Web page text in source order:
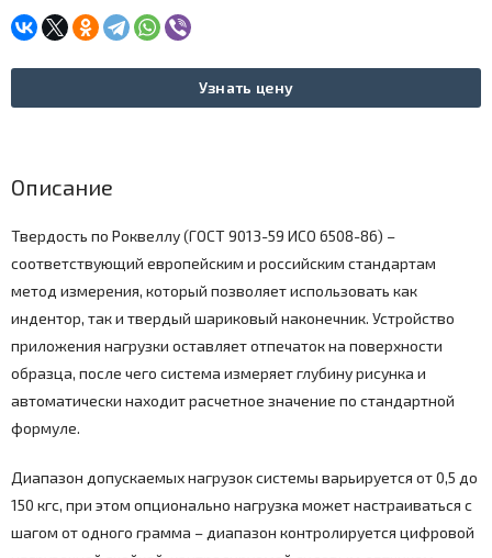
Узнать цену
Описание
Твердость по Роквеллу (ГОСТ 9013-59 ИСО 6508-86) –
соответствующий европейским и российским стандартам
метод измерения, который позволяет использовать как
индентор, так и твердый шариковый наконечник. Устройство
приложения нагрузки оставляет отпечаток на поверхности
образца, после чего система измеряет глубину рисунка и
автоматически находит расчетное значение по стандартной
формуле.
Диапазон допускаемых нагрузок системы варьируется от 0,5 до
150 кгс, при этом опционально нагрузка может настраиваться с
шагом от одного грамма – диапазон контролируется цифровой